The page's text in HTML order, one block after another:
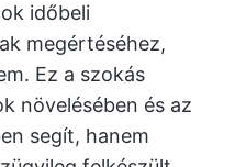
időbeli
megértéséhez,
Ez a szokás
növelésében és az
segít, hanem